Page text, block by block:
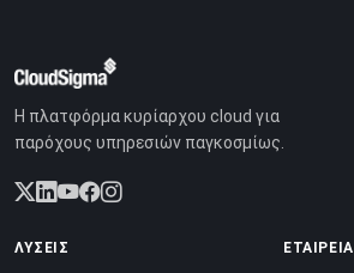
Η πλατφόρμα κυρίαρχου cloud για
παρόχους υπηρεσιών παγκοσμίως.
ΛΎΣΕΙΣ ΕΤΑΙΡΕΊΑ